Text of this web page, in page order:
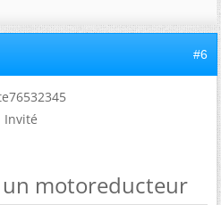
#6
Invité
motoreducteur